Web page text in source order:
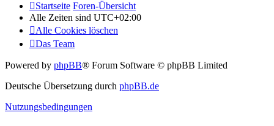
Startseite Foren-Übersicht
Alle Zeiten sind UTC+02:00
Alle Cookies löschen
Das Team
Powered by phpBB® Forum Software © phpBB Limited
Deutsche Übersetzung durch phpBB.de
Nutzungsbedingungen